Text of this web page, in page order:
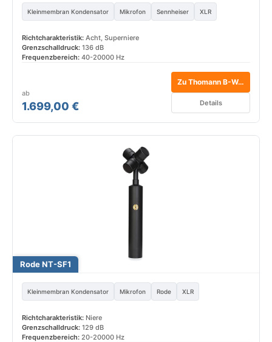
Kleinmembran Kondensator Mikrofon Sennheiser XLR
Richtcharakteristik: Acht, Superniere
Grenzschalldruck: 136 dB
Frequenzbereich: 40-20000 Hz
ab
1.699,00 €
Zu Thomann B-Ware*
Details
Rode NT-SF1
Kleinmembran Kondensator Mikrofon Rode XLR
Richtcharakteristik: Niere
Grenzschalldruck: 129 dB
Frequenzbereich: 20-20000 Hz